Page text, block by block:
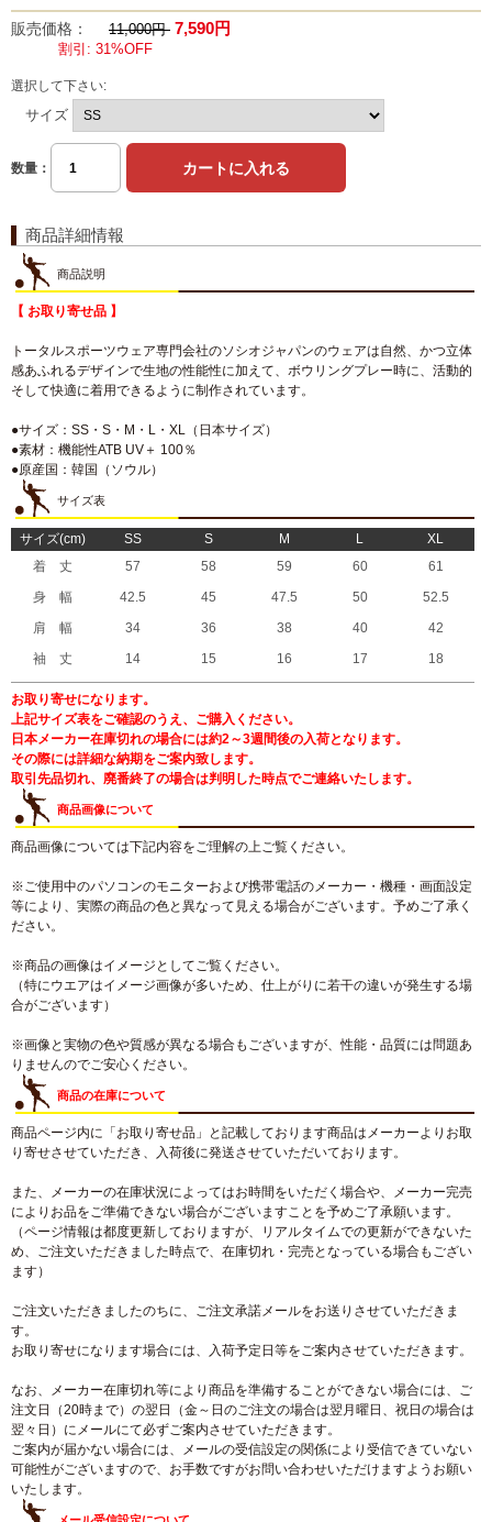
販売価格： 11,000円 7,590円
割引: 31%OFF
選択して下さい:
サイズ
数量：
商品詳細情報
商品説明
【 お取り寄せ品 】
トータルスポーツウェア専門会社のソシオジャパンのウェアは自然、かつ立体
感あふれるデザインで生地の性能性に加えて、ボウリングプレー時に、活動的
そして快適に着用できるように制作されています。
●サイズ：SS・S・M・L・XL（日本サイズ）
●素材：機能性ATB UV＋ 100％
●原産国：韓国（ソウル）
サイズ表
サイズ(cm) SS S M L
XL
着 丈
57 58 59 60
61
身 幅
42.5 45 47.5 50
52.5
肩 幅
34 36 38 40
42
袖 丈
14 15 16 17 18
お取り寄せになります。
上記サイズ表をご確認のうえ、ご購入ください。
日本メーカー在庫切れの場合には約2～3週間後の入荷となります。
その際には詳細な納期をご案内致します。
取引先品切れ、廃番終了の場合は判明した時点でご連絡いたします。
商品画像について
商品画像については下記内容をご理解の上ご覧ください。
※ご使用中のパソコンのモニターおよび携帯電話のメーカー・機種・画面設定
等により、実際の商品の色と異なって見える場合がございます。予めご了承く
ださい。
※商品の画像はイメージとしてご覧ください。
（特にウエアはイメージ画像が多いため、仕上がりに若干の違いが発生する場
合がございます）
※画像と実物の色や質感が異なる場合もございますが、性能・品質には問題あ
りませんのでご安心ください。
商品の在庫について
商品ページ内に「お取り寄せ品」と記載しております商品はメーカーよりお取
り寄せさせていただき、入荷後に発送させていただいております。
また、メーカーの在庫状況によってはお時間をいただく場合や、メーカー完売
によりお品をご準備できない場合がございますことを予めご了承願います。
（ページ情報は都度更新しておりますが、リアルタイムでの更新ができないた
め、ご注文いただきました時点で、在庫切れ・完売となっている場合もござい
ます）
ご注文いただきましたのちに、ご注文承諾メールをお送りさせていただきま
す。
お取り寄せになります場合には、入荷予定日等をご案内させていただきます。
なお、メーカー在庫切れ等により商品を準備することができない場合には、ご
注文日（20時まで）の翌日（金～日のご注文の場合は翌月曜日、祝日の場合は
翌々日）にメールにて必ずご案内させていただきます。
ご案内が届かない場合には、メールの受信設定の関係により受信できていない
可能性がございますので、お手数ですがお問い合わせいただけますようお願い
いたします。